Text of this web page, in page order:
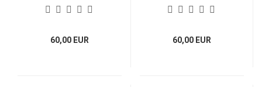
60,00 EUR 60,00 EUR